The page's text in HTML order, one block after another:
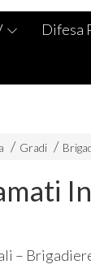
Difesa
Gradi
–